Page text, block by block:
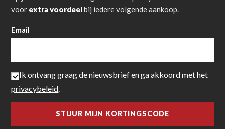
voor extra voordeelbij iedere volgende aankoop.
Email
Ik ontvang graag de nieuwsbrief en ga akkoord met het
privacybeleid